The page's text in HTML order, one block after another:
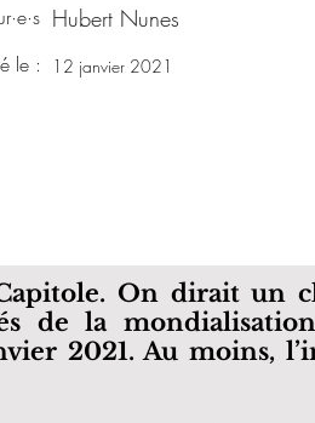
Hubert Nunes
le : 12 janvier 2021
On dirait un
de la
2021. Au moins,